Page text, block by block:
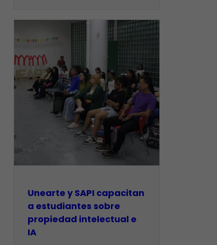
Unearte y SAPI capacitan
a estudiantes sobre
propiedad intelectual e
IA